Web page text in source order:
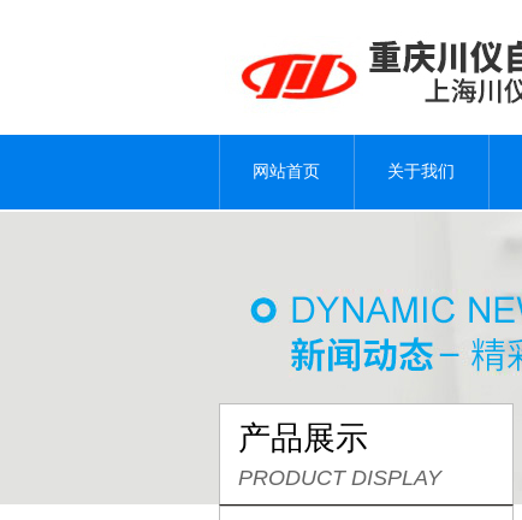
网站首页 关于我们
产品展示
PRODUCT DISPLAY